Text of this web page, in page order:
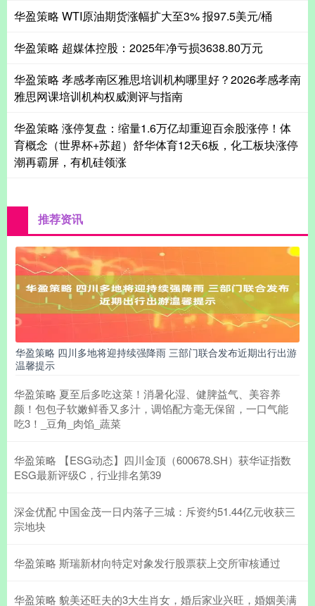
华盈策略 WTI原油期货涨幅扩大至3% 报97.5美元/桶
华盈策略 超媒体控股：2025年净亏损3638.80万元
华盈策略 孝感孝南区雅思培训机构哪里好？2026孝感孝南
雅思网课培训机构权威测评与指南
华盈策略 涨停复盘：缩量1.6万亿却重迎百余股涨停！体
育概念（世界杯+苏超）舒华体育12天6板，化工板块涨停
潮再霸屏，有机硅领涨
推荐资讯
华盈策略 四川多地将迎持续强降雨 三部门联合发布近期出行出游
温馨提示
华盈策略 夏至后多吃这菜！消暑化湿、健脾益气、美容养
颜！包包子软嫩鲜香又多汁，调馅配方毫无保留，一口气能
吃3！_豆角_肉馅_蔬菜
华盈策略 【ESG动态】四川金顶（600678.SH）获华证指数
ESG最新评级C，行业排名第39
深金优配 中国金茂一日内落子三城：斥资约51.44亿元收获三
宗地块
华盈策略 斯瑞新材向特定对象发行股票获上交所审核通过
华盈策略 貌美还旺夫的3大生肖女，婚后家业兴旺，婚姻美满